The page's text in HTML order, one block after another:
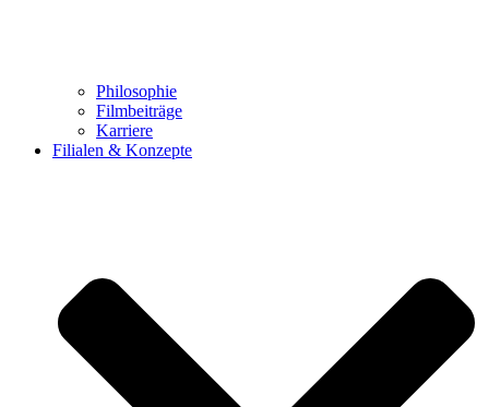
Philosophie
Filmbeiträge
Karriere
Filialen & Konzepte